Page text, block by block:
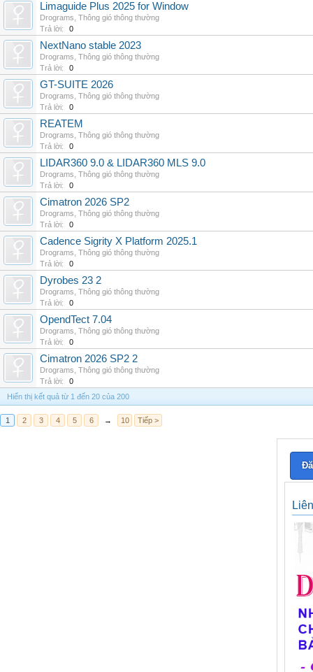
Limaguide Plus 2025 for Window
Drograms Thông gió thông thường
Trả lời:
0
NextNano stable 2023
Drograms Thông gió thông thường
Trả lời:
0
GT-SUITE 2026
Drograms Thông gió thông thường
Trả lời:
0
REATEM
Drograms Thông gió thông thường
Trả lời:
0
LIDAR360 9.0 & LIDAR360 MLS 9.0
Drograms Thông gió thông thường
Trả lời:
0
Cimatron 2026 SP2
Drograms Thông gió thông thường
Trả lời:
0
Cadence Sigrity X Platform 2025.1
Drograms Thông gió thông thường
Trả lời:
0
Dyrobes 23 2
Drograms Thông gió thông thường
Trả lời:
0
OpendTect 7.04
Drograms Thông gió thông thường
Trả lời:
0
Cimatron 2026 SP2 2
Drograms Thông gió thông thường
Trả lời:
0
Hiển thị kết quả từ 1 đến 20 của 200
1 2 3 4 5 6 → 10 Tiếp >